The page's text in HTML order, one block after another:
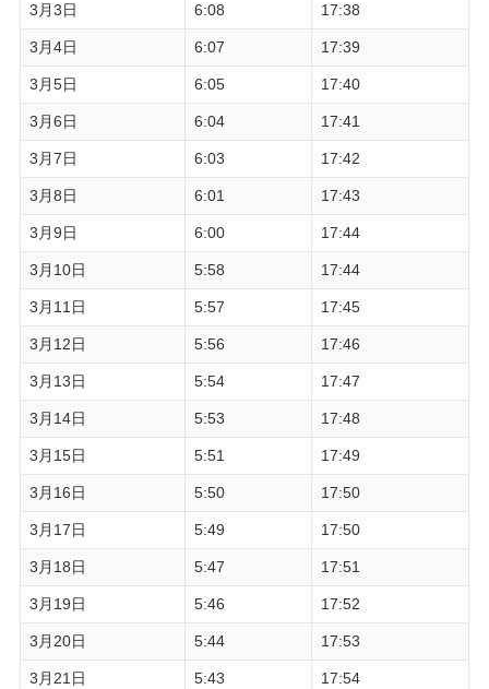
3月3日 6:08 17:38
3月4日 6:07 17:39
3月5日 6:05 17:40
3月6日 6:04 17:41
3月7日 6:03 17:42
3月8日 6:01 17:43
3月9日 6:00 17:44
3月10日 5:58 17:44
3月11日 5:57 17:45
3月12日 5:56 17:46
3月13日 5:54 17:47
3月14日 5:53 17:48
3月15日 5:51 17:49
3月16日 5:50 17:50
3月17日 5:49 17:50
3月18日 5:47 17:51
3月19日 5:46 17:52
3月20日 5:44 17:53
3月21日 5:43 17:54